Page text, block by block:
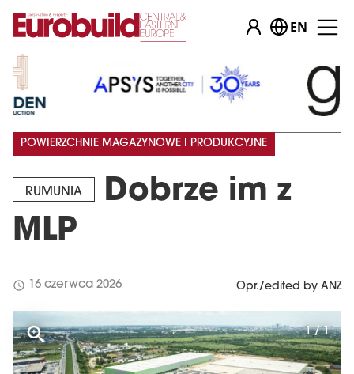
EN
RUMUNIA
Dobrze im z
MLP
POWIERZCHNIE MAGAZYNOWE I PRODUKCYJNE
schedule 16 czerwca 2026 Opr./edited by ANZ
1 / 1